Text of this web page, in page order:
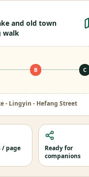
and old town
walk
B C
- Lingyin - Hefang Street
/ page
Ready for
companions